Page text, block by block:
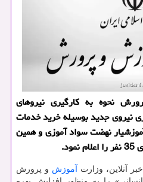
نحوه به کارگیری نیروهای
نیروی جدید بوسیله خرید خدمات
نهضت سواد آموزی و همین
آنلاین، وزارت آموزش و پرورش